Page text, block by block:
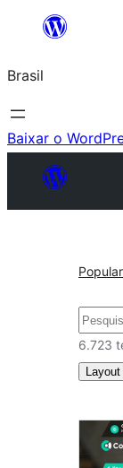
o
conteúdo
Brasil
Baixar o
6.723
Layout
Duas